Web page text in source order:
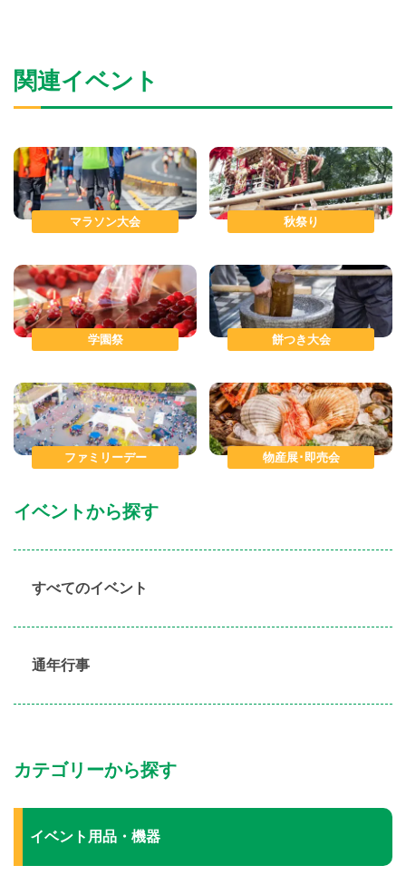
イベントから探す
すべてのイベント
通年行事
カテゴリーから探す
イベント用品・機器
関連イベント
マラソン大会 秋祭り
学園祭 餅つき大会
ファミリーデー 物産展･即売会